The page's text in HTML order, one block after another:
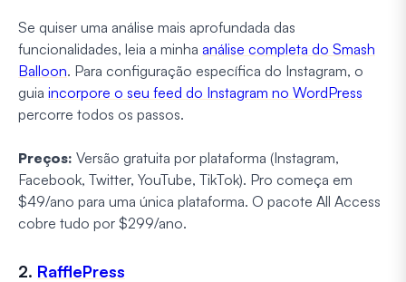
Se quiser uma análise mais aprofundada das
funcionalidades, leia a minha análise completa do Smash
Balloon. Para configuração específica do Instagram, o
guia incorpore o seu feed do Instagram no WordPress
percorre todos os passos.
Preços: Versão gratuita por plataforma (Instagram,
Facebook, Twitter, YouTube, TikTok). Pro começa em
$49/ano para uma única plataforma. O pacote All Access
cobre tudo por $299/ano.
2. RafflePress